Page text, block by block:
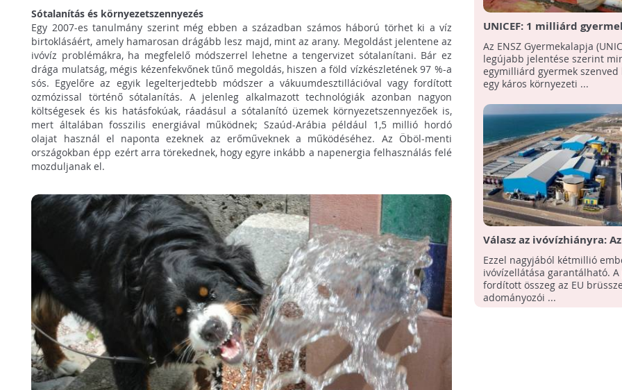
Sótalanítás és környezetszennyezés
Egy 2007-es tanulmány szerint még ebben a században számos háború törhet ki a víz
birtoklásáért, amely hamarosan drágább lesz majd, mint az arany. Megoldást jelentene az
ivóvíz problémákra, ha megfelelő módszerrel lehetne a tengervizet sótalanítani. Bár ez
drága mulatság, mégis kézenfekvőnek tűnő megoldás, hiszen a föld vízkészletének 97 %-a
sós. Egyelőre az egyik legelterjedtebb módszer a vákuumdesztillációval vagy fordított
ozmózissal történő sótalanítás. A jelenleg alkalmazott technológiák azonban nagyon
költségesek és kis hatásfokúak, ráadásul a sótalanító üzemek környezetszennyezőek is,
mert általában fosszilis energiával működnek; Szaúd-Arábia például 1,5 millió hordó
olajat használ el naponta ezeknek az erőműveknek a működéséhez. Az Öböl-menti
országokban épp ezért arra törekednek, hogy egyre inkább a napenergia felhasználás felé
mozduljanak el.
UNICEF: 1 milliárd
veszélyeztet a
Az ENSZ Gyermekalapja
legújabb jelentése szerint
egymilliárd gyermek szenved
egy káros környezeti ...
Válasz az ivóvízhiányra: Az
sótalanító üzemet épít a
övezetben
Ezzel nagyjából kétmillió
ivóvízellátása garantálható.
fordított összeg az EU
adományozói ...